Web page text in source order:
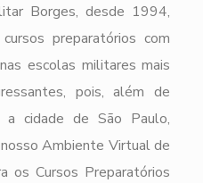
Borges, desde 1994,
preparatórios com
escolas militares mais
pois, além de
a cidade de São Paulo,
Ambiente Virtual de
os Cursos Preparatórios